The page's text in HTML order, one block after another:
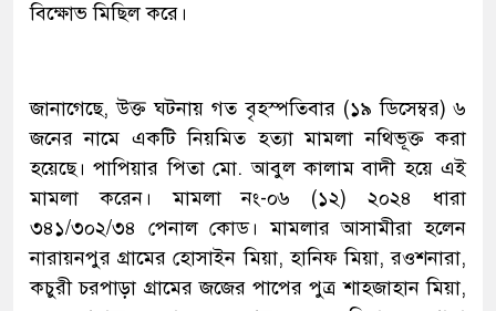
বিক্ষোভ মিছিল করে।
জানাগেছে, উক্ত ঘটনায় গত বৃহস্পতিবার (১৯ ডিসেম্বর) ৬
জনের নামে একটি নিয়মিত হত্যা মামলা নথিভূক্ত করা
হয়েছে। পাপিয়ার পিতা মো. আবুল কালাম বাদী হয়ে এই
মামলা করেন। মামলা নং-০৬ (১২) ২০২৪ ধারা
৩৪১/৩০২/৩৪ পেনাল কোড। মামলার আসামীরা হলেন
নারায়নপুর গ্রামের হোসাইন মিয়া, হানিফ মিয়া, রওশনারা,
কচুরী চরপাড়া গ্রামের জজের পাপের পুত্র শাহজাহান মিয়া,